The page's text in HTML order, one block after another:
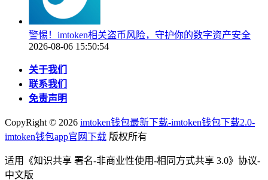
警惕！imtoken相关盗币风险，守护你的数字资产安全
2026-08-06 15:50:54
关于我们
联系我们
免责声明
CopyRight © 2026 imtoken钱包最新下载-imtoken钱包下载2.0-
imtoken钱包app官网下载 版权所有
适用《知识共享 署名-非商业性使用-相同方式共享 3.0》协议-
中文版